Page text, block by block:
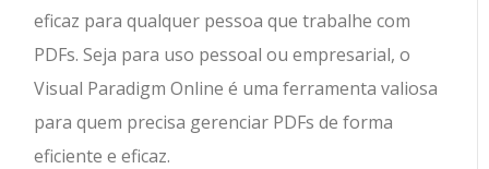
eficaz para qualquer pessoa que trabalhe com
PDFs. Seja para uso pessoal ou empresarial, o
Visual Paradigm Online é uma ferramenta valiosa
para quem precisa gerenciar PDFs de forma
eficiente e eficaz.